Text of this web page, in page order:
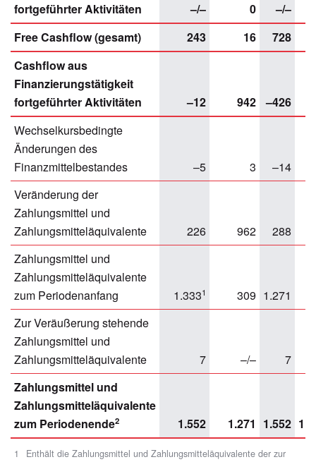
1
Enthält die Zahlungsmittel und Zahlungsmitteläquivalente der zur
fortgeführter Aktivitäten
–/– 0 –/–
Free Cashflow (gesamt)
243 16 728
Cashflow aus
Finanzierungstätigkeit
fortgeführter Aktivitäten
–12 942 –426
Wechselkursbedingte
Änderungen des
Finanzmittelbestandes
–5 3
–14
Veränderung der
Zahlungsmittel und
Zahlungsmitteläquivalente
226 962 288
Zahlungsmittel und
Zahlungsmitteläquivalente
zum Periodenanfang
1.3331 309 1.271
Zur Veräußerung stehende
Zahlungsmittel und
Zahlungsmitteläquivalente
7 –/– 7
Zahlungsmittel und
Zahlungsmitteläquivalente
zum Periodenende2 1.552 1.271 1.552